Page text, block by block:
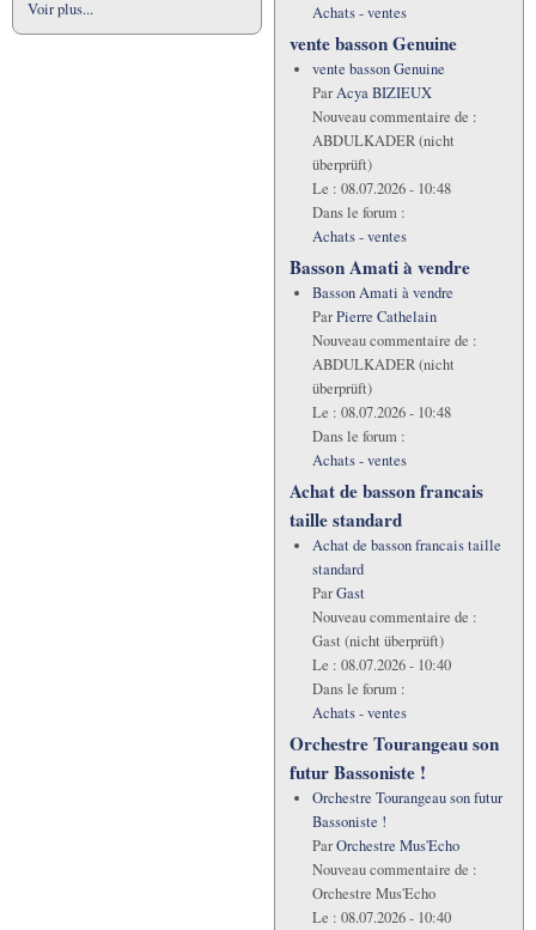
Voir plus... Achats - ventes
vente basson Genuine
vente basson Genuine
ParAcya BIZIEUX
Nouveau commentaire de :
ABDULKADER (nicht
überprüft)
Le : 08.07.2026 - 10:48
Dans le forum :
Achats - ventes
Basson Amati à vendre
Basson Amati à vendre
ParPierre Cathelain
Nouveau commentaire de :
ABDULKADER (nicht
überprüft)
Le : 08.07.2026 - 10:48
Dans le forum :
Achats - ventes
Achat de basson francais
taille standard
Achat de basson francais taille
standard
ParGast
Nouveau commentaire de :
Gast (nicht überprüft)
Le : 08.07.2026 - 10:40
Dans le forum :
Achats - ventes
Orchestre Tourangeau son
futur Bassoniste !
Orchestre Tourangeau son futur
Bassoniste !
ParOrchestre Mus'Echo
Nouveau commentaire de :
Orchestre Mus'Echo
Le : 08.07.2026 - 10:40